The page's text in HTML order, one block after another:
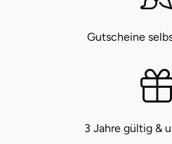
Gutscheine
3 Jahre gültig &